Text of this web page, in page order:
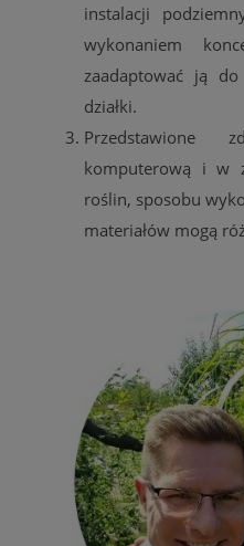
instalacji
wykonaniem
zaadaptować ją
działki.
Przedstawione
komputerową i w
roślin, sposobu
materiałów mogą